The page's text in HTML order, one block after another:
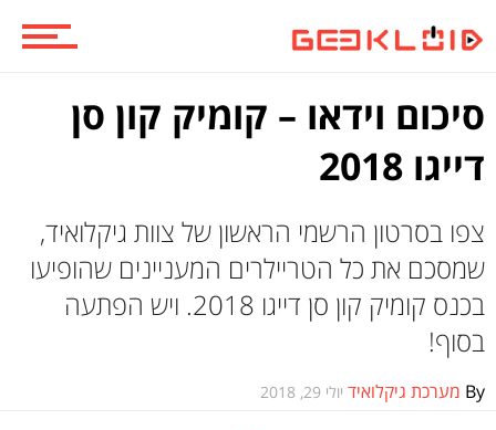
וכל השאר
סיכום וידאו – קומיק קון סן
דייגו 2018
צפו בסרטון הרשמי הראשון של צוות גיקלואיד,
שמסכם את כל הטריילרים המעניינים שהופיעו
בכנס קומיק קון סן דייגו 2018. ויש הפתעה
בסוף!
By מערכת גיקלואיד יולי 29, 2018